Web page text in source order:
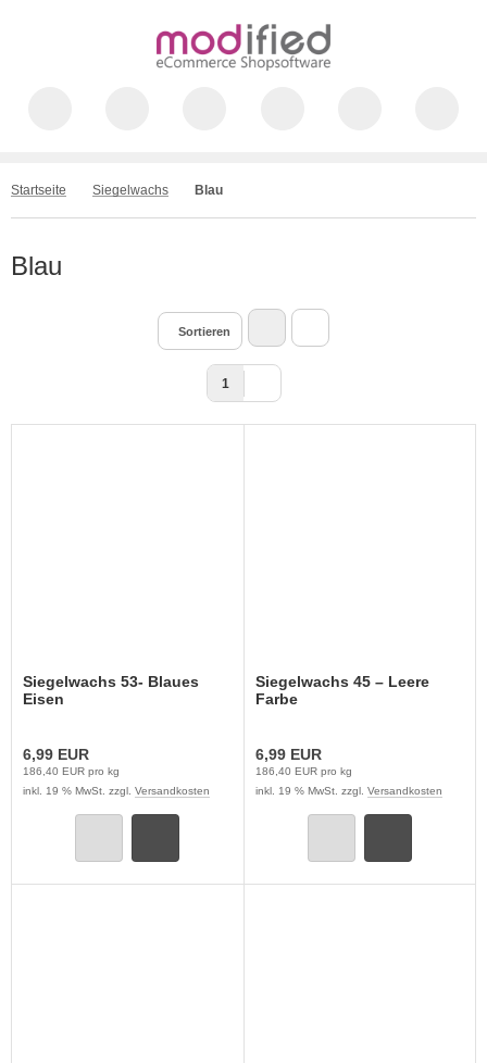
Startseite Siegelwachs Blau
Blau
Sortieren
1
Siegelwachs 53- Blaues
Eisen
6,99 EUR
186,40 EUR pro kg
inkl. 19 % MwSt. zzgl. Versandkosten
Siegelwachs 45 – Leere
Farbe
6,99 EUR
186,40 EUR pro kg
inkl. 19 % MwSt. zzgl. Versandkosten